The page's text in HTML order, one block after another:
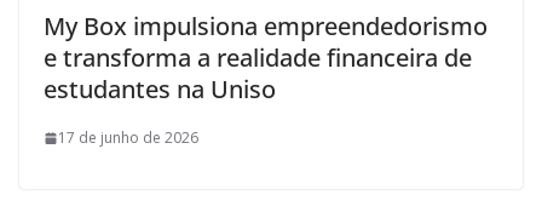
My Box impulsiona empreendedorismo
e transforma a realidade financeira de
estudantes na Uniso
17 de junho de 2026